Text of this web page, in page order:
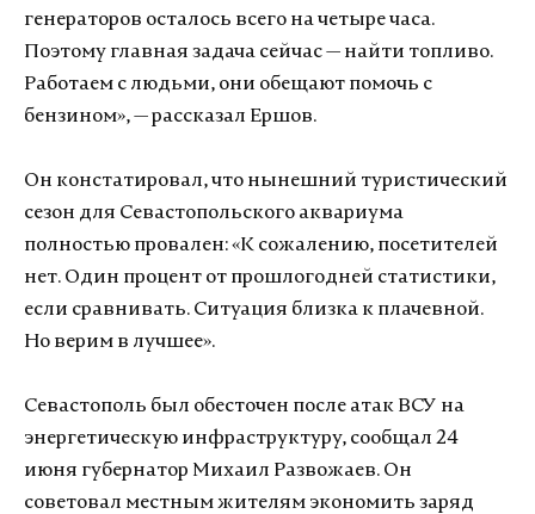
генераторов осталось всего на четыре часа.
Поэтому главная задача сейчас — найти топливо.
Работаем с людьми, они обещают помочь с
бензином», — рассказал Ершов.
Он констатировал, что нынешний туристический
сезон для Севастопольского аквариума
полностью провален: «К сожалению, посетителей
нет. Один процент от прошлогодней статистики,
если сравнивать. Ситуация близка к плачевной.
Но верим в лучшее».
Севастополь был обесточен после атак ВСУ на
энергетическую инфраструктуру, сообщал 24
июня губернатор Михаил Развожаев. Он
советовал местным жителям экономить заряд